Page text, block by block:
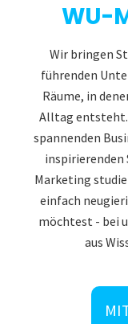
WU-
Wir bringen
führenden
Räume, in
Alltag entsteht.
spannenden
inspirierenden
Marketing
einfach
möchtest - bei
aus